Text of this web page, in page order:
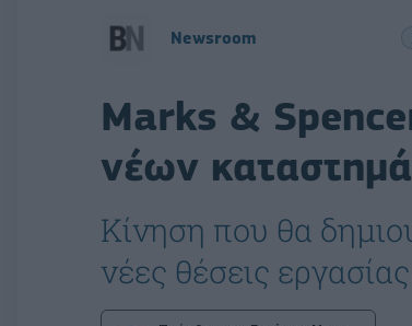
Newsroom
Marks &
νέων
Κίνηση που θα
νέες θέσεις